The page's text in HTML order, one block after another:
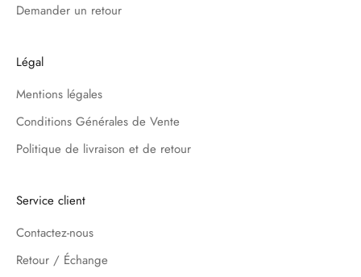
Demander un retour
Légal
Mentions légales
Conditions Générales de Vente
Politique de livraison et de retour
Service client
Contactez-nous
Retour / Échange